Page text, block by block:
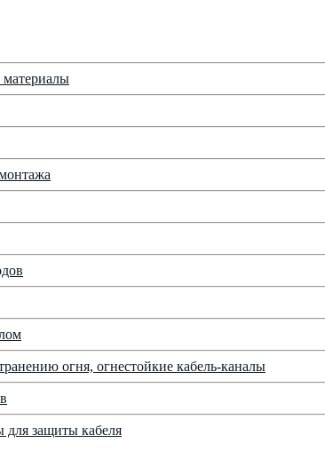
материалы
огня, огнестойкие кабель-каналы
защиты кабеля